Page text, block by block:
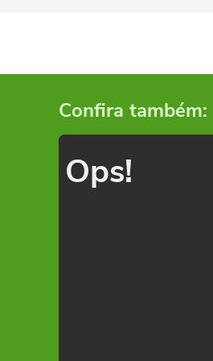
Confira também:
Ops!